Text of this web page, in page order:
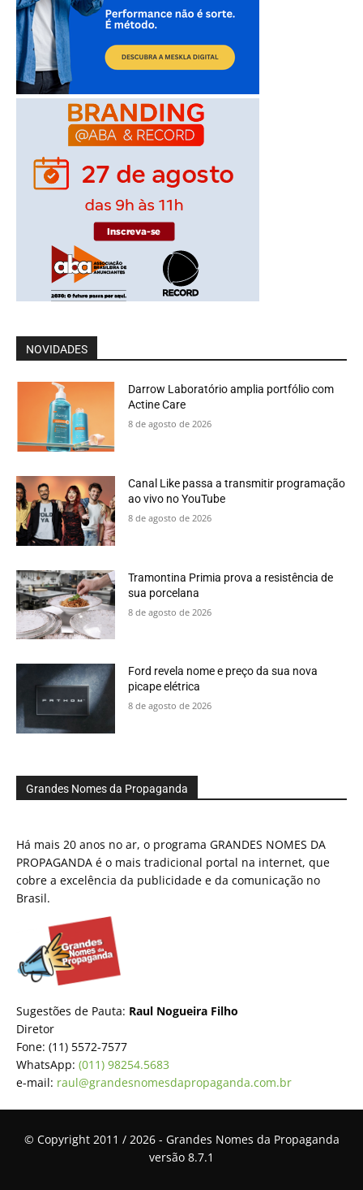
NOVIDADES
Darrow Laboratório amplia portfólio com
Actine Care
8 de agosto de 2026
Canal Like passa a transmitir programação
ao vivo no YouTube
8 de agosto de 2026
Tramontina Primia prova a resistência de
sua porcelana
8 de agosto de 2026
Ford revela nome e preço da sua nova
picape elétrica
8 de agosto de 2026
Grandes Nomes da Propaganda
Há mais 20 anos no ar, o programa GRANDES NOMES DA
PROPAGANDA é o mais tradicional portal na internet, que
cobre a excelência da publicidade e da comunicação no
Brasil.
Sugestões de Pauta: Raul Nogueira Filho
Diretor
Fone: (11) 5572-7577
WhatsApp: (011) 98254.5683
e-mail: raul@grandesnomesdapropaganda.com.br
© Copyright 2011 / 2026 - Grandes Nomes da Propaganda
versão 8.7.1